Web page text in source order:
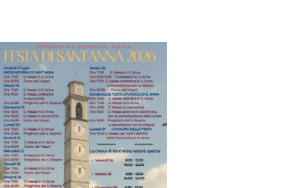
FESTA DI
SANT′ANNA 2026